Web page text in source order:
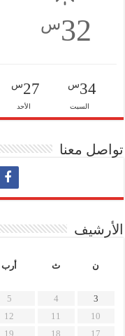
32س
34س
السبت
27س
الأحد
تواصل معنا
الأرشيف
ن
ث أرب
3
4
5
10
11
12
17
18
19